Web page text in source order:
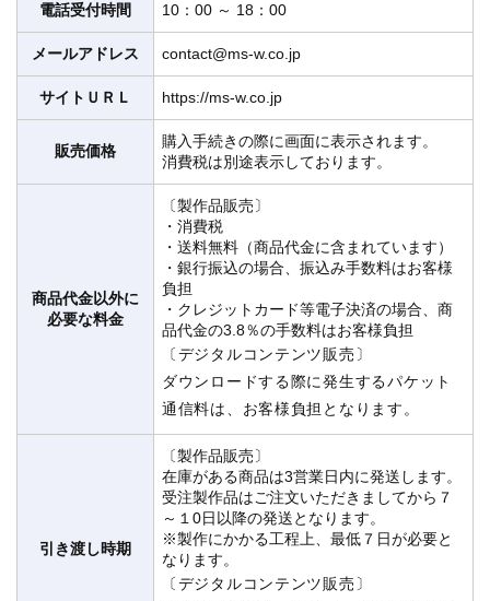
電話受付時間 10：00 ～ 18：00
メールアドレス contact@ms-w.co.jp
サイトＵＲＬ https://ms-w.co.jp
販売価格
購入手続きの際に画面に表示されます。
消費税は別途表示しております。
商品代金以外に
必要な料金
〔製作品販売〕
・消費税
・送料無料（商品代金に含まれています）
・銀行振込の場合、振込み手数料はお客様
負担
・クレジットカード等電子決済の場合、商
品代金の3.8％の手数料はお客様負担
〔デジタルコンテンツ販売〕
ダウンロードする際に発生するパケット
通信料は、お客様負担となります。
引き渡し時期
〔製作品販売〕
在庫がある商品は3営業日内に発送します。
受注製作品はご注文いただきましてから７
～１0日以降の発送となります。
※製作にかかる工程上、最低７日が必要と
なります。
〔デジタルコンテンツ販売〕